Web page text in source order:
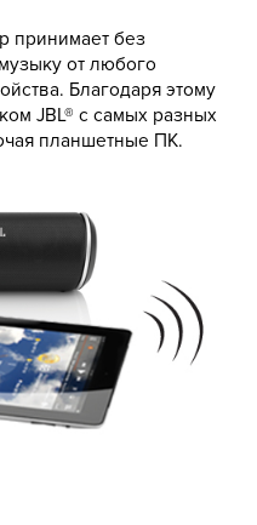
принимает без
от любого
Благодаря этому
JBL® с самых разных
планшетные ПК.